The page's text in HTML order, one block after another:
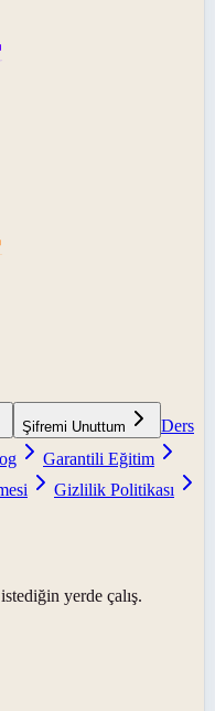
Şifremi Unuttum
Ders
Garantili Eğitim
Gizlilik Politikası
yerde çalış.